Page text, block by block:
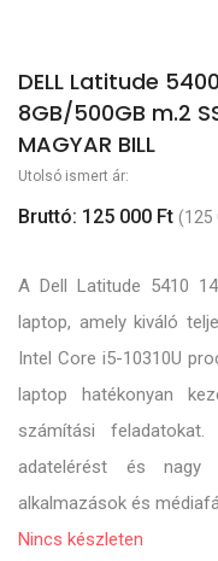
DELL Latitude
8GB/500GB m.2
MAGYAR BILL
Utolsó ismert ár:
Bruttó: 125 000 Ft (125
A Dell Latitude 5410
laptop, amely kiváló
Intel Core i5-10310U
laptop hatékonyan
számítási
adatelérést és nagy
alkalmazások és
Nincs készleten